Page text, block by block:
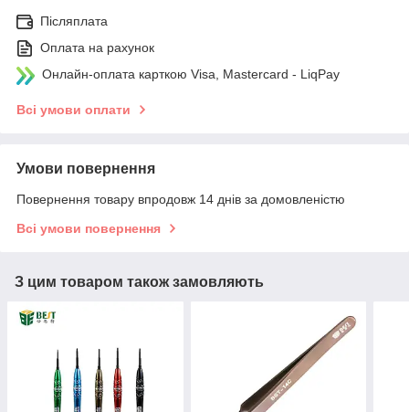
Післяплата
Оплата на рахунок
Онлайн-оплата карткою Visa, Mastercard - LiqPay
Всі умови оплати
Умови повернення
Повернення товару впродовж 14 днів за домовленістю
Всі умови повернення
З цим товаром також замовляють